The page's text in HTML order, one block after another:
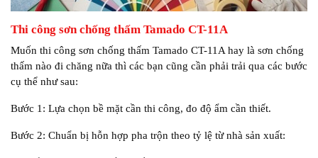
Thi công sơn chống thấm Tamado CT-11A
Muốn thi công sơn chống thấm Tamado CT-11A hay là sơn chống
thấm nào đi chăng nữa thì các bạn cũng cần phải trải qua các bước
cụ thể như sau:
Bước 1: Lựa chọn bề mặt cần thi công, đo độ ẩm cần thiết.
Bước 2: Chuẩn bị hỗn hợp pha trộn theo tỷ lệ từ nhà sản xuất: